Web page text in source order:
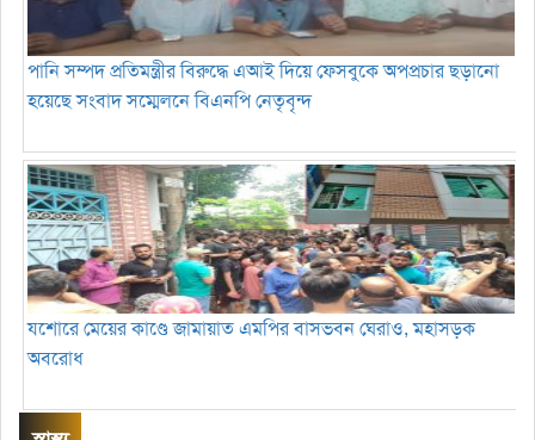
পানি সম্পদ প্রতিমন্ত্রীর বিরুদ্ধে এআই দিয়ে ফেসবুকে অপপ্রচার ছড়ানো
হয়েছে সংবাদ সম্মেলনে বিএনপি নেতৃবৃন্দ
যশোরে মেয়ের কাণ্ডে জামায়াত এমপির বাসভবন ঘেরাও, মহাসড়ক
অবরোধ